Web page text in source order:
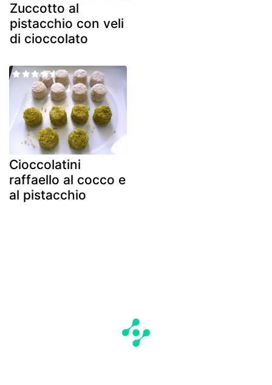
Zuccotto al
pistacchio con veli
di cioccolato
Cioccolatini
raffaello al cocco e
al pistacchio